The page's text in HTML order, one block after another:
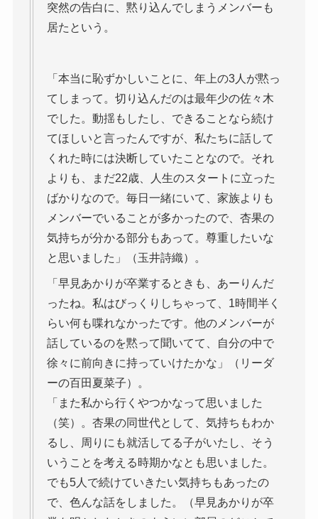
突然の告白に、黙り込んでしまうメンバーも
居たという。
「本当に恥ずかしいことに、年上の3人が黙っ
てしまって。切り込んだのは最年少の佐々木
でした。動揺もしたし、できることなら続け
てほしいと言ったんですが、私たちに話して
くれた時には決断していたことなので。それ
よりも、まだ22歳、人生のスタートに立った
ばかりなので。毎日一緒にいて、家族よりも
メンバーでいることが多かったので、杏果の
気持ちが分かる部分もあって。尊重したいな
と思いました」（玉井詩織）。
「早見あかりが卒業するときも、あーりんだ
ったね。私はびっくりしちゃって、1時間半く
らい何も喋れなかったです。他のメンバーが
話しているのを黙って聞いてて、自分の中で
徐々に前向きに持っていけたかな」（リーダ
ーの百田夏菜子）。
「また私から行くやつかなって思いました
（笑）。杏果の同世代として、気持ちもわか
るし、周りにも就活してる子がいたし、そう
いうことを考える時期かなとも思いました。
でも5人で続けていきたい気持ちもあったの
で、色んな話をしました。（早見あかりが卒